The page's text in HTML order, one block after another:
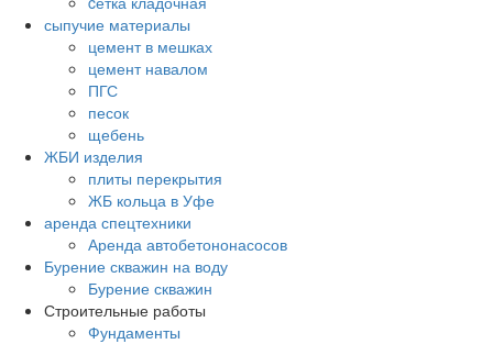
сыпучие материалы
цемент в мешках
цемент навалом
ПГС
песок
щебень
ЖБИ изделия
плиты перекрытия
ЖБ кольца в Уфе
аренда спецтехники
Аренда автобетононасосов
Бурение скважин на воду
Бурение скважин
Строительные работы
Фундаменты